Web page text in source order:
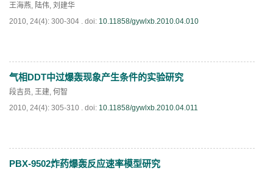
王海燕, 陆伟, 刘建华
2010, 24(4): 300-304 . doi: 10.11858/gywlxb.2010.04.010
PDF (819)
气相DDT中过爆轰现象产生条件的实验研究
段吉员, 王建, 何智
2010, 24(4): 305-310 . doi: 10.11858/gywlxb.2010.04.011
PDF(785)
PBX-9502炸药爆轰反应速率模型研究